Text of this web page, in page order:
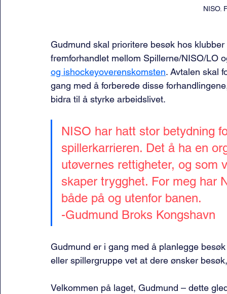
NISO.
Gudmund skal prioritere besøk hos
fremforhandlet mellom Spillerne/NISO/LO
og ishockeyoverenskomsten. Avtalen skal
gang med å forberede disse
bidra til å styrke arbeidslivet.
NISO har hatt stor betydning
spillerkarrieren. Det å ha en
utøvernes rettigheter, og som
skaper trygghet. For meg
både på og utenfor banen.
-Gudmund Broks Kongshavn
Gudmund er i gang med å planlegge
eller spillergruppe vet at dere ønsker
Velkommen på laget, Gudmund – dette